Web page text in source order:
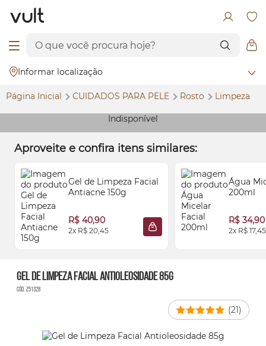
Informar localização
Página Inicial CUIDADOS PARA PELE Rosto Limpeza
Indisponível
Aproveite e confira itens similares:
Gel de Limpeza Facial
Antiacne 150g
R$ 40,90
2x R$ 20,45 ADICIONAR À SACOLA
Água
200ml
R$ 34,90
2x R$ 17,45
Gel de Limpeza Facial Antioleosidade 85g
Cód. Z51328
(21)